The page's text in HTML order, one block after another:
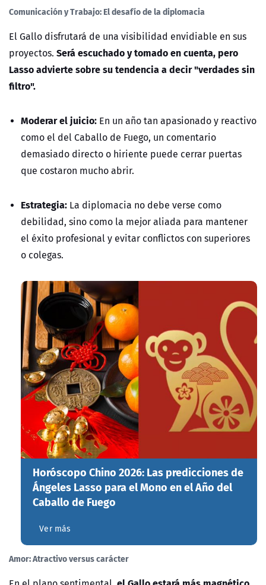
Comunicación y Trabajo: El desafío de la diplomacia
El Gallo disfrutará de una visibilidad envidiable en sus
proyectos. Será escuchado y tomado en cuenta, pero
Lasso advierte sobre su tendencia a decir "verdades sin
filtro".
Moderar el juicio: En un año tan apasionado y reactivo
como el del Caballo de Fuego, un comentario
demasiado directo o hiriente puede cerrar puertas
que costaron mucho abrir.
Estrategia: La diplomacia no debe verse como
debilidad, sino como la mejor aliada para mantener
el éxito profesional y evitar conflictos con superiores
o colegas.
Horóscopo Chino 2026: Las predicciones de
Ángeles Lasso para el Mono en el Año del
Caballo de Fuego
Ver más
Amor: Atractivo versus carácter